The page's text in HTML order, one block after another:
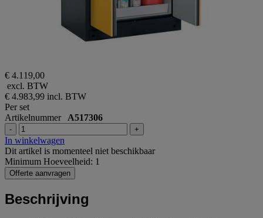
€ 4.119,00
excl. BTW
€ 4.983,99 incl. BTW
Per set
Artikelnummer A517306
- +
In winkelwagen
Dit artikel is momenteel niet beschikbaar
Minimum Hoeveelheid: 1
Offerte aanvragen
Beschrijving